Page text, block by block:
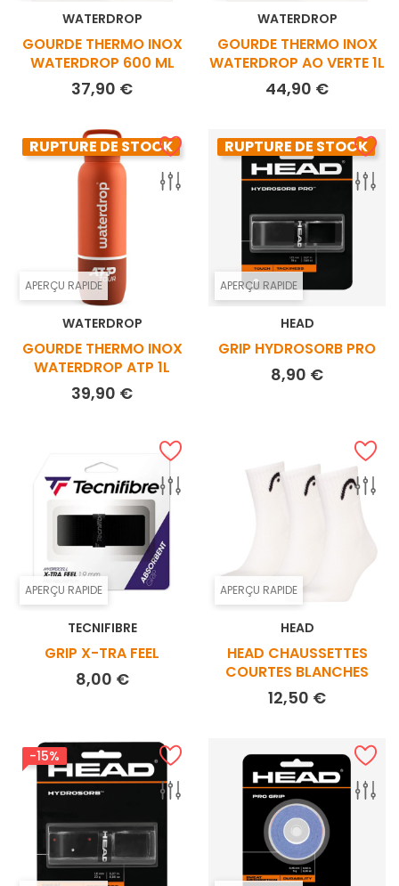
WATERDROP
GOURDE THERMO INOX
WATERDROP 600 ML
37,90 €Prix
WATERDROP
GOURDE THERMO INOX
WATERDROP AO VERTE 1L
44,90 €Prix
APERÇU RAPIDE
RUPTURE DE STOCK
WATERDROP
GOURDE THERMO INOX
WATERDROP ATP 1L
39,90 €Prix
APERÇU RAPIDE
RUPTURE DE STOCK
HEAD
GRIP HYDROSORB PRO
8,90 €Prix
APERÇU RAPIDE
TECNIFIBRE
GRIP X-TRA FEEL
8,00 €Prix
APERÇU RAPIDE
HEAD
HEAD CHAUSSETTES
COURTES BLANCHES
12,50 €Prix
-15%